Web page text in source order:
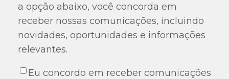
a opção abaixo, você concorda em
receber nossas comunicações, incluindo
novidades, oportunidades e informações
relevantes.
Eu concordo em receber comunicações